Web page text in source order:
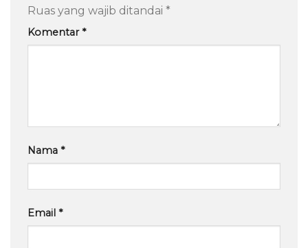
Ruas yang wajib ditandai *
Komentar*
Nama *
Email *